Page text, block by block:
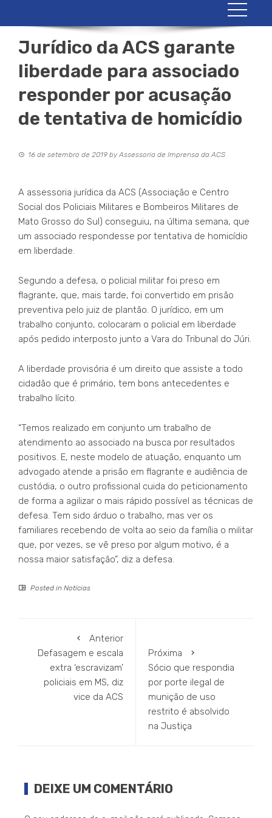
Jurídico da ACS garante
liberdade para associado
responder por acusação
de tentativa de homicídio
16 de setembro de 2019 byAssessoria de Imprensa da ACS
A assessoria jurídica da ACS (Associação e Centro
Social dos Policiais Militares e Bombeiros Militares de
Mato Grosso do Sul) conseguiu, na última semana, que
um associado respondesse por tentativa de homicídio
em liberdade.
Segundo a defesa, o policial militar foi preso em
flagrante, que, mais tarde, foi convertido em prisão
preventiva pelo juiz de plantão. O jurídico, em um
trabalho conjunto, colocaram o policial em liberdade
após pedido interposto junto a Vara do Tribunal do Júri.
A liberdade provisória é um direito que assiste a todo
cidadão que é primário, tem bons antecedentes e
trabalho lícito.
“Temos realizado em conjunto um trabalho de
atendimento ao associado na busca por resultados
positivos. E, neste modelo de atuação, enquanto um
advogado atende a prisão em flagrante e audiência de
custódia, o outro profissional cuida do peticionamento
de forma a agilizar o mais rápido possível as técnicas de
defesa. Tem sido árduo o trabalho, mas ver os
familiares recebendo de volta ao seio da família o militar
que, por vezes, se vê preso por algum motivo, é a
nossa maior satisfação”, diz a defesa.
Posted in Notícias
Anterior
Defasagem e escala
extra ‘escravizam’
policiais em MS, diz
vice da ACS
Próxima
Sócio que respondia
por porte ilegal de
munição de uso
restrito é absolvido
na Justiça
DEIXE UM COMENTÁRIO